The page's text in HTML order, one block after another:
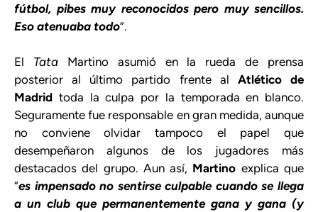
fútbol, pibes muy reconocidos pero muy sencillos.
Eso atenuaba todo”.
El TataMartino asumió en la rueda de prensa
posterior al último partido frente al Atlético de
Madrid toda la culpa por la temporada en blanco.
Seguramente fue responsable en gran medida, aunque
no conviene olvidar tampoco el papel que
desempeñaron algunos de los jugadores más
destacados del grupo. Aun así, Martino explica que
“es impensado no sentirse culpable cuando se llega
a un club que permanentemente gana y gana (y